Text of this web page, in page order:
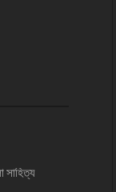
সাহিত্য